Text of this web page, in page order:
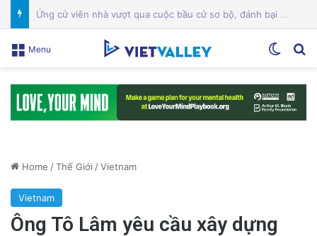
Một địa điểm thứ hai ở trung tâm San Jose đóng cửa giữa cuộc chiến giấy phép
Menu
Home /Thế Giới /Vietnam
Vietnam
Ông Tô Lâm yêu cầu xây dựng